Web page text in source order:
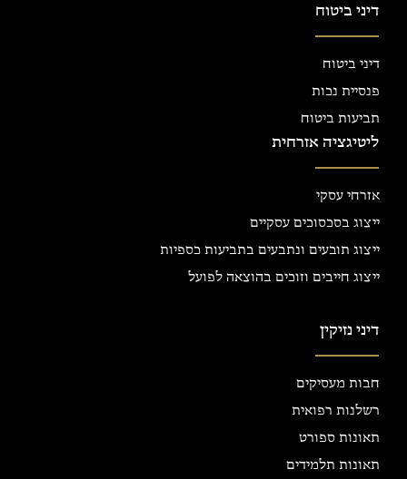
דיני ביטוח
דיני ביטוח
פנסיית נכות
תביעות ביטוח
ליטיגציה אזרחית
אזרחי עסקי
ייצוג בסכסוכים עסקיים
ייצוג תובעים ונתבעים בתביעות כספיות
ייצוג חייבים וזוכים בהוצאה לפועל
דיני נזיקין
חבות מעסיקים
רשלנות רפואית
תאונות ספורט
תאונות תלמידים